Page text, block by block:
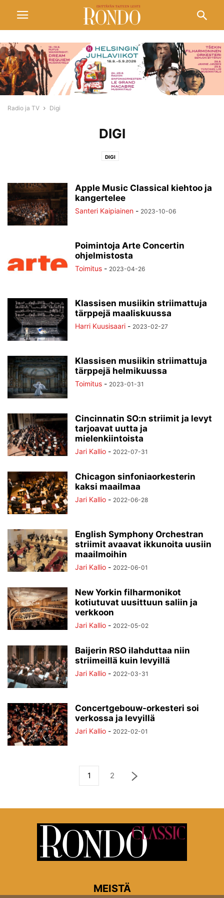
Radio ja TV Digi
DIGI
DIGI
Apple Music Classical kiehtoo ja
kangertelee
Santeri Kaipiainen - 2023-10-06
Poimintoja Arte Concertin
ohjelmistosta
Toimitus - 2023-04-26
Klassisen musiikin striimattuja
tärppejä maaliskuussa
Harri Kuusisaari - 2023-02-27
Klassisen musiikin striimattuja
tärppejä helmikuussa
Toimitus - 2023-01-31
Cincinnatin SO:n striimit ja levyt
tarjoavat uutta ja
mielenkiintoista
Jari Kallio - 2022-07-31
Chicagon sinfoniaorkesterin
kaksi maailmaa
Jari Kallio - 2022-06-28
English Symphony Orchestran
striimit avaavat ikkunoita uusiin
maailmoihin
Jari Kallio - 2022-06-01
New Yorkin filharmonikot
kotiutuvat uusittuun saliin ja
verkkoon
Jari Kallio - 2022-05-02
Baijerin RSO ilahduttaa niin
striimeillä kuin levyillä
Jari Kallio - 2022-03-31
Concertgebouw-orkesteri soi
verkossa ja levyillä
Jari Kallio - 2022-02-01
1 2
MEISTÄ